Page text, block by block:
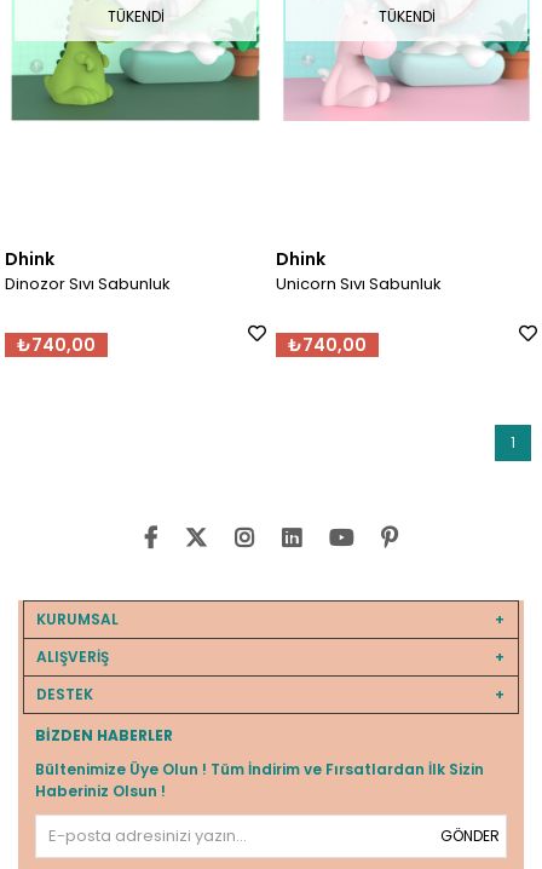
TÜKENDI
Dhink
Dinozor Sıvı Sabunluk
₺740,00
TÜKENDI
Dhink
Unicorn Sıvı Sabunluk
₺740,00
1
KURUMSAL
ALIŞVERİŞ
DESTEK
BIZDEN HABERLER
Bültenimize Üye Olun ! Tüm İndirim ve Fırsatlardan İlk Sizin
Haberiniz Olsun !
GÖNDER